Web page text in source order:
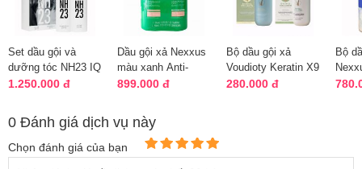
Set dầu gội và
dưỡng tóc NH23 IQ
Shampoo 200ml
1.250.000 đ
Dầu gội xả Nexxus
màu xanh Anti-
Breakage System
899.000 đ
Bộ dầu gội xả
Voudioty Keratin X9
Biotin & Collagen
280.000 đ
Bộ
0 Đánh giá dịch vụ này
Chọn đánh giá của bạn